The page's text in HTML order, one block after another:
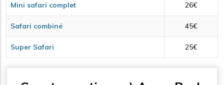
Mini safari complet 26€
Safari combiné 45€
Super Safari 25€